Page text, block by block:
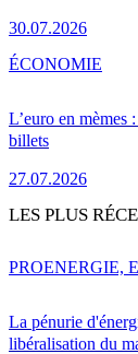
30.07.2026
L’euro en mèmes
billets
27.07.2026
ÉCONOMIE
LES PLUS
La pénurie
libéralisation du
PROENERGIE,